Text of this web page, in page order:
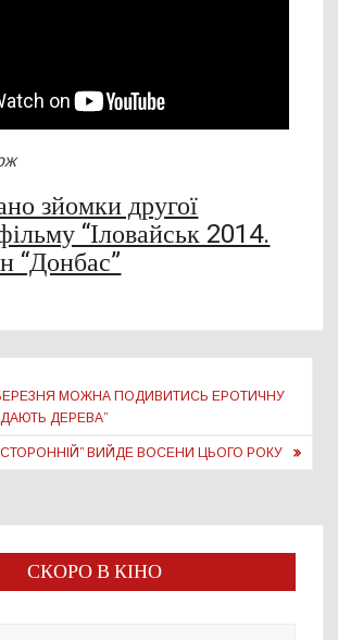
зйомки другої
“Іловайськ 2014.
“Донбас”
БЕРЕЗНЯ МОЖНА ПОДИВИТИСЬ ЕРОТИЧНУ
ДЕРЕВА”
ВИЙДЕ ВОСЕНИ ЦЬОГО РОКУ
СКОРО В КІНО